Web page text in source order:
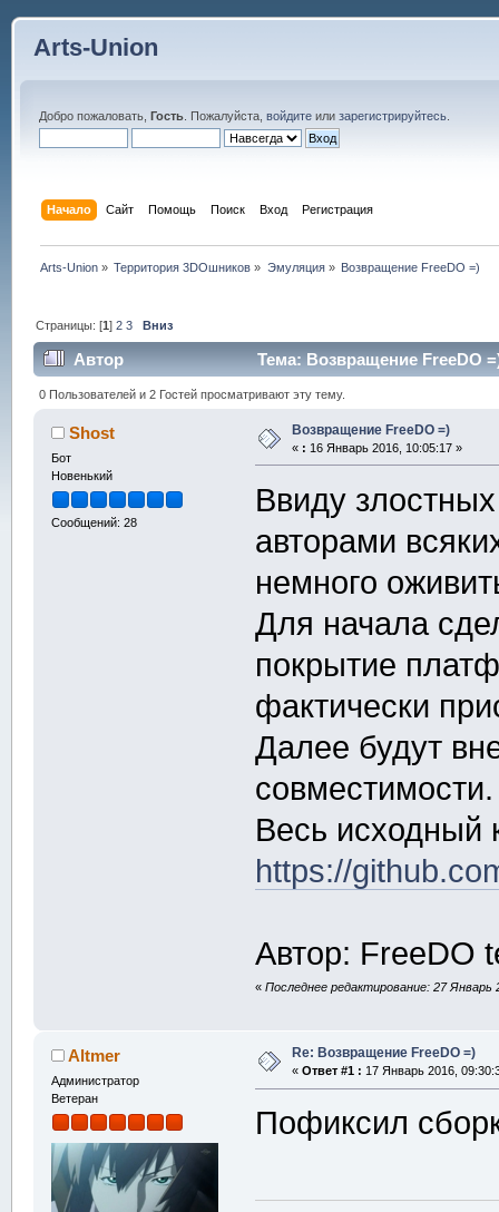
Arts-Union
Добро пожаловать, Гость. Пожалуйста, войдитеили зарегистрируйтесь.
Начало Сайт Помощь Поиск Вход Регистрация
Arts-Union » Территория 3DOшников » Эмуляция» Возвращение FreeDO =)
Страницы: [1]2 3 Вниз
Автор Тема: Возвращение FreeDO
0 Пользователей и 2 Гостей просматривают эту тему.
Shost
Бот
Новенький
Сообщений: 28
Возвращение FreeDO =)
« : 16 Январь 2016, 10:05:17 »
Ввиду
авторами
немного
Для начала
покрытие
фактически
Далее будут
совместимости.
Весь исходный
https://
Автор: FreeDO
«Последнее редактирование: 27 Январь
Altmer
Администратор
Ветеран
Re: Возвращение FreeDO =)
« Ответ #1 : 17 Январь 2016,
Пофиксил